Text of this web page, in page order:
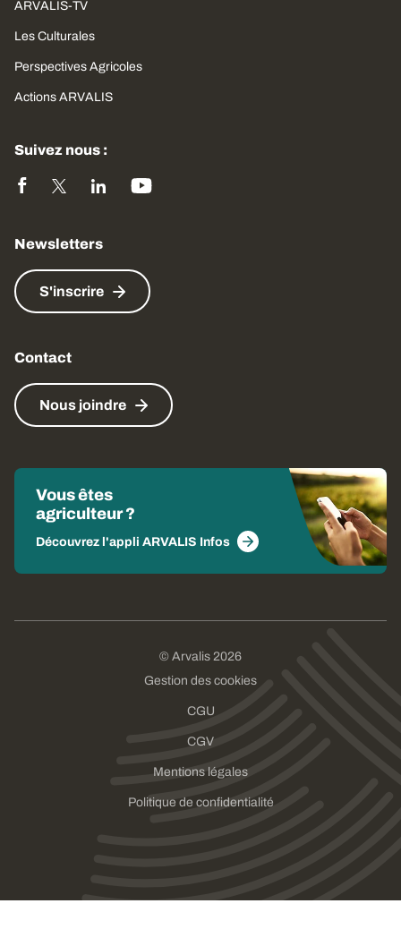
ARVALIS-TV
Les Culturales
Perspectives Agricoles
Actions ARVALIS
Suivez nous :
Newsletters
S'inscrire
Contact
Nous joindre
Vous êtes
agriculteur ?
Découvrez l'appli ARVALIS Infos
© Arvalis 2026
Gestion des cookies
CGU
CGV
Mentions légales
Politique de confidentialité